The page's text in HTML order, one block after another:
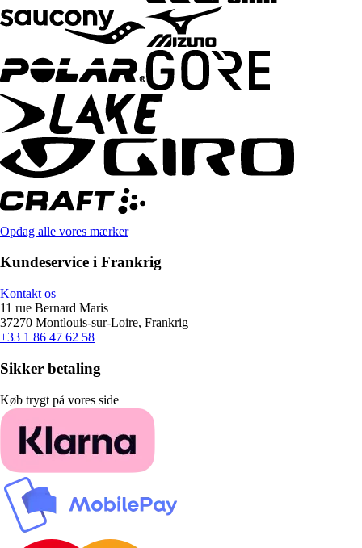
Opdag alle vores mærker
Kundeservice i Frankrig
Kontakt os
11 rue Bernard Maris
37270 Montlouis-sur-Loire, Frankrig
+33 1 86 47 62 58
Sikker betaling
Køb trygt på vores side